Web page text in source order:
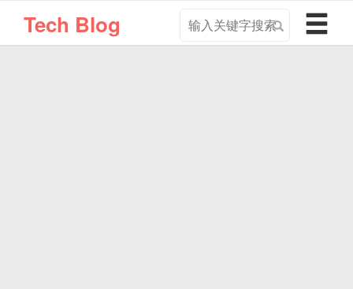
Tech Blog
导
航